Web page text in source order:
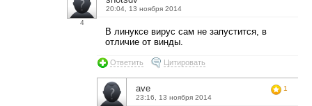
4
20:04, 13 ноября 2014
В линуксе вирус сам не запустится, в
отличие от винды.
Ответить Цитировать
ave
23:16, 13 ноября 2014
1